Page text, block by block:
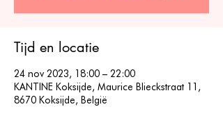
Tijd en locatie
24 nov 2023, 18:00 – 22:00
KANTINE Koksijde, Maurice Blieckstraat 11,
8670 Koksijde, België